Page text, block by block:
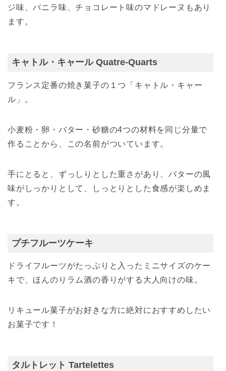
ジ味、バニラ味、チョコレート味のマドレーヌもあり
ます。
キャトル・キャール Quatre-Quarts
フランス定番の焼き菓子の１つ「キャトル・キャー
ル」。
小麦粉・卵・バター・砂糖の4つの材料を同じ分量で
作ることから、この名前がついています。
手にとると、ずっしりとした重さがあり、バターの風
味がしっかりとして、しっとりとした食感が楽しめま
す。
プチフルーツケーキ
ドライフルーツがたっぷりと入ったミニサイズのケー
キで、ほんのりラム酒の香りがする大人向けの味。
リキュール菓子がお好きな方に絶対におすすめしたい
お菓子です！
タルトレット Tartelettes